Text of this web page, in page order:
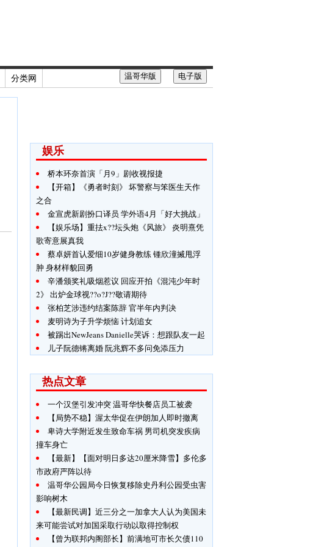
分类网 电子版
温哥华版
娱乐
桥本环奈首演「月9」剧收视报捷
【开箱】《勇者时刻》 坏警察与笨医生天作
之合
金宣虎新剧扮口译员 学外语4月「好大挑战」
【娱乐场】重抾x??坛头炮《风旅》 炎明熹凭
歌寄意展真我
蔡卓妍首认爱细10岁健身教练 锺欣潼搣甩浮
肿 身材样貌回勇
辛潘颁奖礼吸烟惹议 回应开拍《混沌少年时
2》 出炉金球视??o?J??敬请期待
张柏芝涉违约结案陈辞 官半年内判决
麦明诗为子升学烦恼 计划追女
被踢出NewJeans Danielle哭诉：想跟队友一起
儿子阮德锵离婚 阮兆辉不多问免添压力
热点文章
一个汉堡引发冲突 温哥华快餐店员工被袭
【局势不稳】渥太华促在伊朗加人即时撤离
卑诗大学附近发生致命车祸 男司机突发疾病
撞车身亡
【最新】【面对明日多达20厘米降雪】多伦多
市政府严阵以待
温哥华公园局今日恢复移除史丹利公园受虫害
影响树木
【最新民调】近三分之一加拿大人认为美国未
来可能尝试对加国采取行动以取得控制权
【曾为联邦内阁部长】前满地可市长欠债110